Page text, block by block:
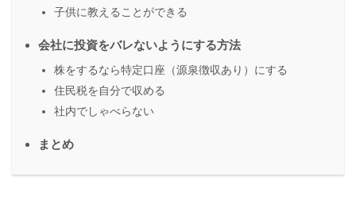
子供に教えることができる
会社に投資をバレないようにする方法
株をするなら特定口座（源泉徴収あり）にする
住民税を自分で収める
社内でしゃべらない
まとめ